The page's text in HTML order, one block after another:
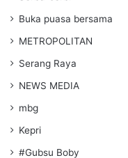
Buka puasa bersama
METROPOLITAN
Serang Raya
NEWS MEDIA
mbg
Kepri
#Gubsu Boby